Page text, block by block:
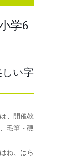
学6
い字
、開催教
毛筆・硬
ね、はら